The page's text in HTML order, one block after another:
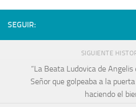
SEGUIR:
SIGUIENTE
“La Beata Ludovica de
Señor que golpeaba a la
haciendo el